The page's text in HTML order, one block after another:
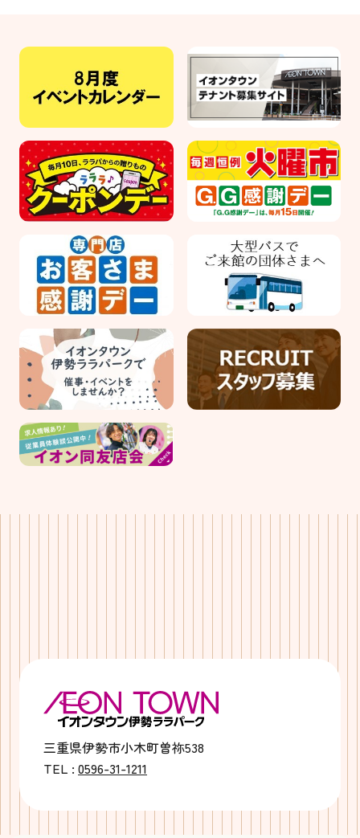
三重県伊勢市小木町曽祢538
TEL : 0596-31-1211